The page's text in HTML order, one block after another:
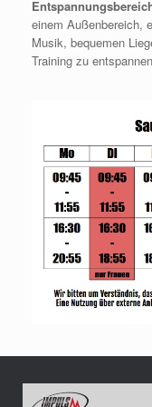
einem Außenbereich,
Musik, bequemen
Training zu